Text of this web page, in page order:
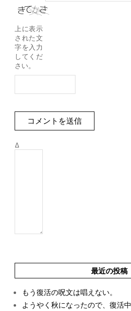
上に表示
された文
字を入力
してくだ
さい。
Δ
最近の投稿
もう復活の呪文は唱えない。
ようやく秋になったので、復活中